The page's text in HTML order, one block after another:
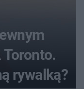
Toronto.
rywalką?